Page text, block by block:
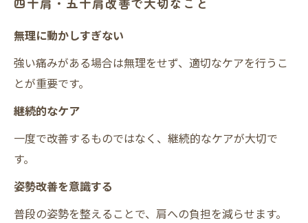
無理に動かしすぎない
強い痛みがある場合は無理をせず、適切なケアを行うこ
とが重要です。
継続的なケア
一度で改善するものではなく、継続的なケアが大切で
す。
姿勢改善を意識する
普段の姿勢を整えることで、肩への負担を減らせます。